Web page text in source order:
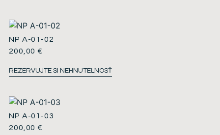
NP A-01-02
200,00€
REZERVUJTE SI NEHNUTEĽNOSŤ
NP A-01-03
200,00€